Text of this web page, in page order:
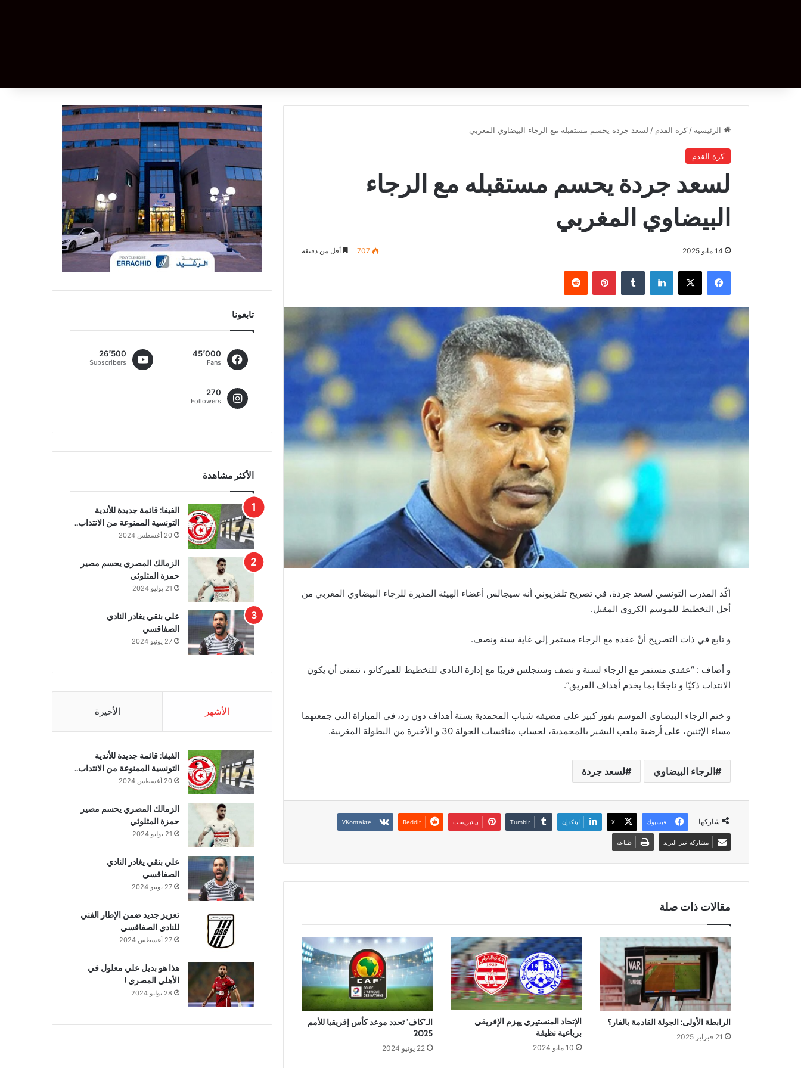
الرئيسية / كرة القدم / لسعد جردة يحسم مستقبله مع الرجاء البيضاوي المغربي
كرة القدم
لسعد جردة يحسم مستقبله مع الرجاء
البيضاوي المغربي
14 مايو 2025 707 أقل من دقيقة
فيسبوك ‫X لينكدإن بينتيريست
أكّد المدرب التونسي لسعد جردة، في تصريح تلفزيوني أنه سيجالس أعضاء الهيئة المديرة للرجاء البيضاوي المغربي من
أجل التخطيط للموسم الكروي المقبل.
و تابع في ذات التصريح أنّ عقده مع الرجاء مستمر إلى غاية سنة ونصف.
و أضاف : “عقدي مستمر مع الرجاء لسنة و نصف وسنجلس قريبًا مع إدارة النادي للتخطيط للميركاتو ، نتمنى أن يكون
الانتداب ذكيًا و ناجحًا بما يخدم أهداف الفريق”.
و ختم الرجاء البيضاوي الموسم بفوز كبير على مضيفه شباب المحمدية بستة أهداف دون رد، في المباراة التي جمعتهما
مساء الإثنين، على أرضية ملعب البشير بالمحمدية، لحساب منافسات الجولة 30 و الأخيرة من البطولة المغربية.
الرجاء البيضاوي لسعد جردة
شاركها فيسبوك ‫X لينكدإن بينتيريست
مشاركة عبر البريد طباعة
مقالات ذات صلة
الرابطة الأولى: الجولة القادمة بالفار؟
21 فبراير 2025
الإتحاد المنستيري يهزم الإفريقي
برباعية نظيفة
10 مايو 2024
الـ’كاف’ تحدد موعد كأس إفريقيا للأمم
2025
22 يونيو 2024
تابعونا
45٬000
Fans
26٬500
Subscribers
270
Followers
الأكثر مشاهدة
الفيفا: قائمة جديدة للأندية
التونسية الممنوعة من الانتداب..
20 أغسطس 2024
الزمالك المصري يحسم مصير
حمزة المثلوثي
21 يوليو 2024
علي بنقي يغادر النادي
الصفاقسي
27 يونيو 2024
الأشهر الأخيرة
الفيفا: قائمة جديدة للأندية
التونسية الممنوعة من الانتداب..
20 أغسطس 2024
الزمالك المصري يحسم مصير
حمزة المثلوثي
21 يوليو 2024
علي بنقي يغادر النادي
الصفاقسي
27 يونيو 2024
تعزيز جديد ضمن الإطار الفني
للنادي الصفاقسي
27 أغسطس 2024
هذا هو بديل علي معلول في
الأهلي المصري !
28 يوليو 2024